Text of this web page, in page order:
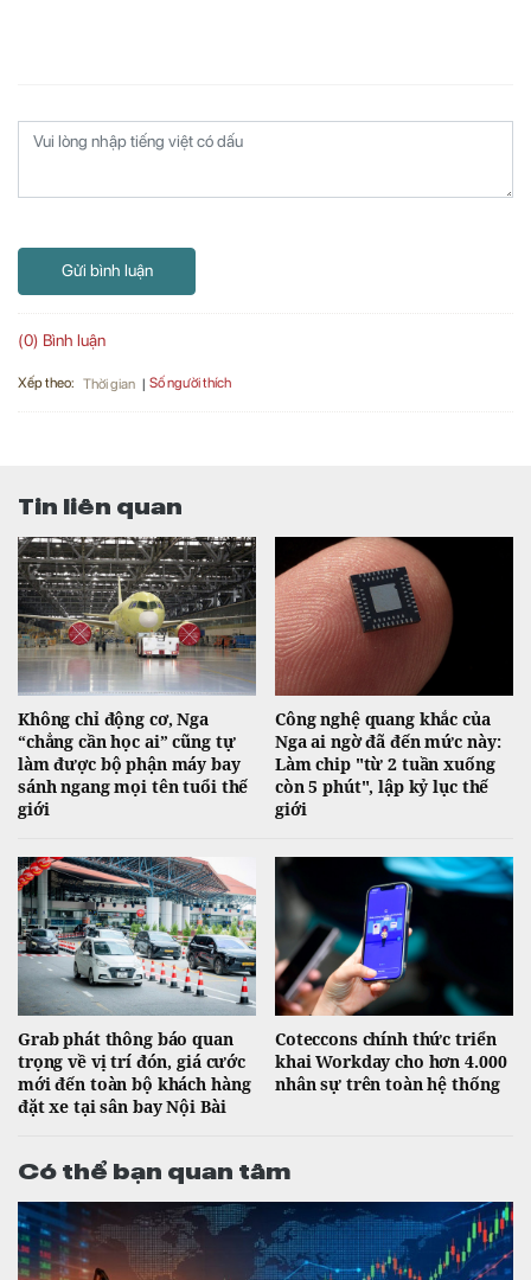
Gửi bình luận
(0) Bình luận
Xếp theo: Thời gian Số người thích
Tin liên quan
Không chỉ động cơ, Nga
“chẳng cần học ai” cũng tự
làm được bộ phận máy bay
sánh ngang mọi tên tuổi thế
giới
Công nghệ quang khắc của
Nga ai ngờ đã đến mức này:
Làm chip "từ 2 tuần xuống
còn 5 phút", lập kỷ lục thế
giới
Grab phát thông báo quan
trọng về vị trí đón, giá cước
mới đến toàn bộ khách hàng
đặt xe tại sân bay Nội Bài
Coteccons chính thức triển
khai Workday cho hơn 4.000
nhân sự trên toàn hệ thống
Có thể bạn quan tâm